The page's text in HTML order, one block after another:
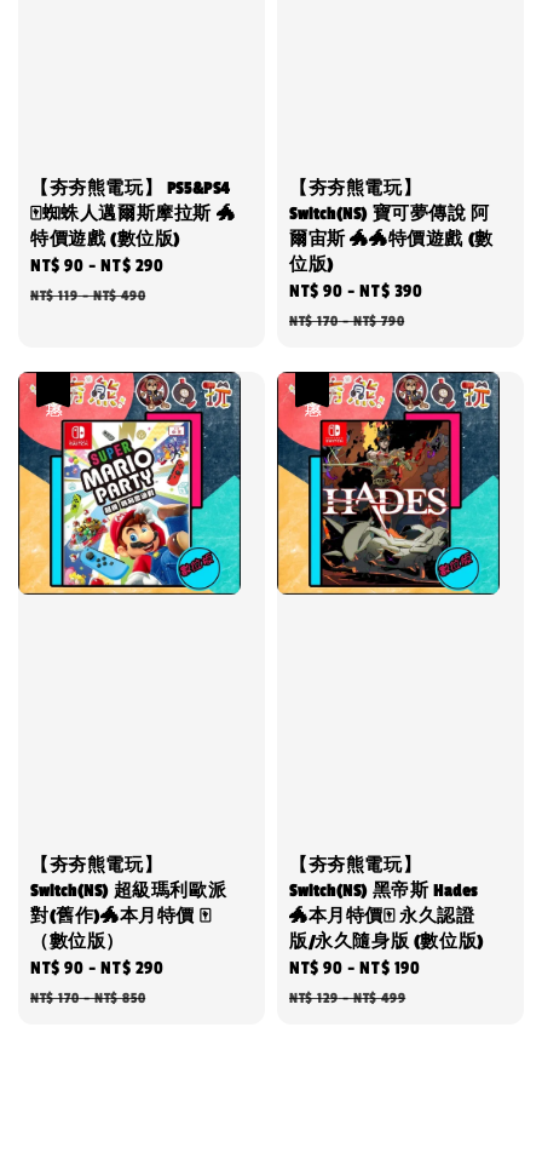
【夯夯熊電玩】 PS5&PS4
🀄蜘蛛人邁爾斯摩拉斯 🐲
特價遊戲 (數位版)
Sale
price
NT$ 90 -NT$ 290
NT$ 119-NT$ 490
【夯夯熊電玩】
Switch(NS) 寶可夢傳說 阿
爾宙斯 🐲🐲特價遊戲 (數
位版)
Sale
price
NT$ 90 -NT$ 390
NT$ 170-NT$ 790
【夯夯熊電玩】
Switch(NS) 超級瑪利歐派
對(舊作)🐲本月特價 🀄
（數位版）
Sale
price
NT$ 90 -NT$ 290
NT$ 170-NT$ 850
【夯夯熊電玩】
Switch(NS) 黑帝斯 Hades
🐲本月特價🀄 永久認證
版/永久隨身版 (數位版)
Sale
price
NT$ 90 -NT$ 190
NT$ 129-NT$ 499